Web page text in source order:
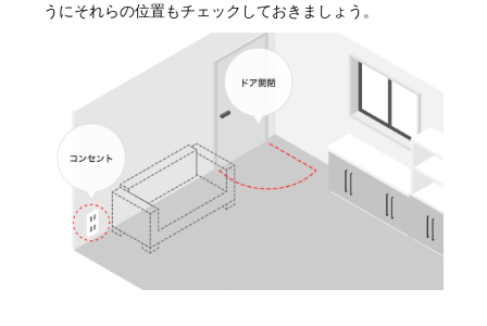
うにそれらの位置もチェックしておきましょう。